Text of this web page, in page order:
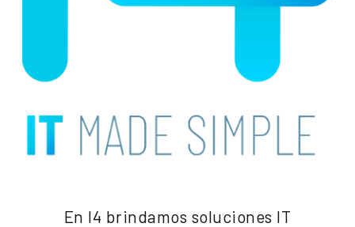
En I4 brindamos soluciones IT